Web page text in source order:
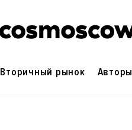
Вторичный рынок Авторы